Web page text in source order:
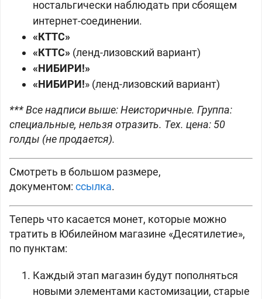
ностальгически наблюдать при сбоящем
интернет-соединении.
«КТТС»
«КТТС» (ленд-лизовский вариант)
«НИБИРИ!»
«НИБИРИ!» (ленд-лизовский вариант)
*** Все надписи выше: Неисторичные. Группа:
специальные, нельзя отразить. Тех. цена: 50
голды (не продается).
Смотреть в большом размере,
документом: ссылка.
Теперь что касается монет, которые можно
тратить в Юбилейном магазине «Десятилетие»,
по пунктам:
Каждый этап магазин будут пополняться
новыми элементами кастомизации, старые